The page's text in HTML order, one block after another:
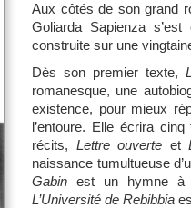
Aux côtés de son grand
Goliarda Sapienza
construite sur une
Dès son premier texte,
romanesque, une
existence, pour mieux
l’entoure. Elle écrira
récits, Lettre ouverte et
naissance tumultueuse
Gabin est un hymne à
L’Université de Rebibbia